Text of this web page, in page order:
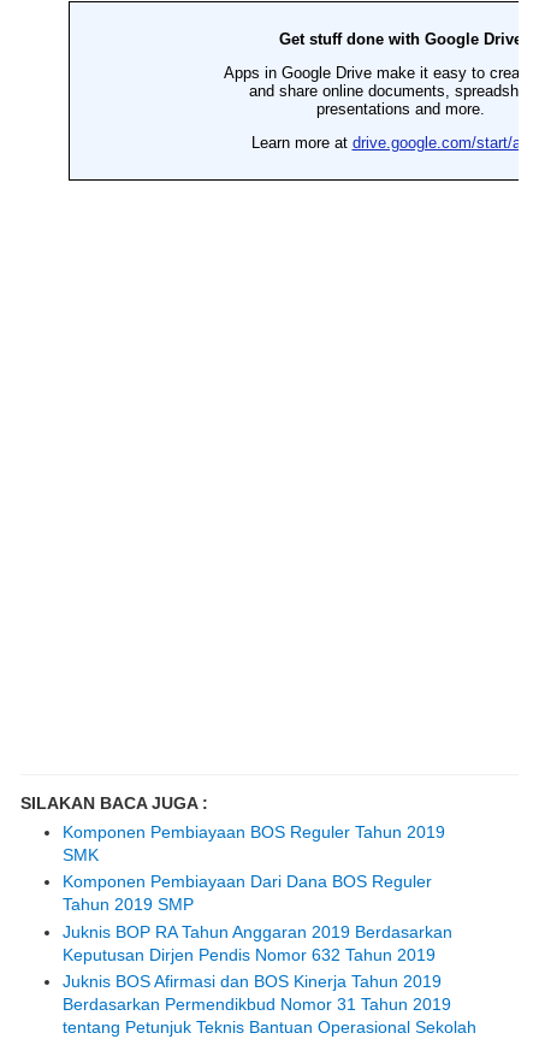
SILAKAN BACA JUGA :
Komponen Pembiayaan BOS Reguler Tahun 2019
SMK
Komponen Pembiayaan Dari Dana BOS Reguler
Tahun 2019 SMP
Juknis BOP RA Tahun Anggaran 2019 Berdasarkan
Keputusan Dirjen Pendis Nomor 632 Tahun 2019
Juknis BOS Afirmasi dan BOS Kinerja Tahun 2019
Berdasarkan Permendikbud Nomor 31 Tahun 2019
tentang Petunjuk Teknis Bantuan Operasional Sekolah